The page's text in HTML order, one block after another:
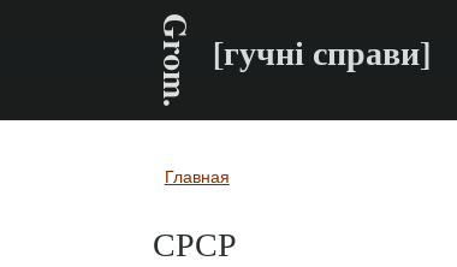
Grom. [гучні справи]
Вы здесь
Главная
СРСР